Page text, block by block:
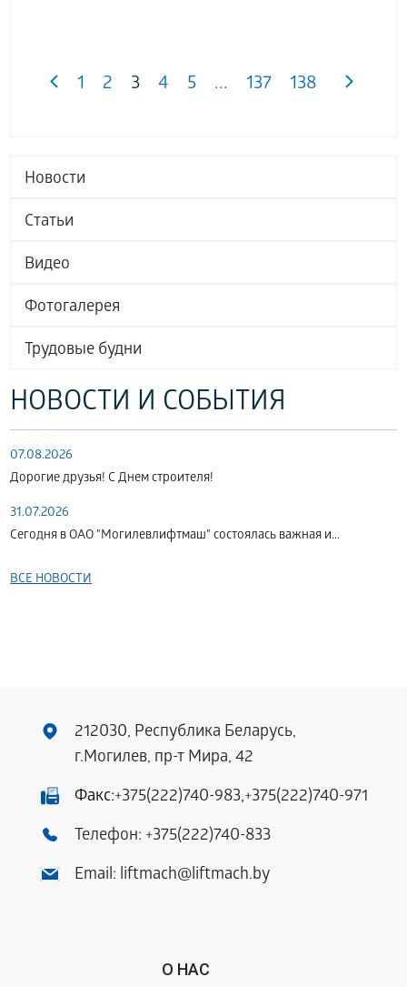
Новости
Статьи
Видео
Фотогалерея
Трудовые будни
НОВОСТИ И СОБЫТИЯ
07.08.2026
Дорогие друзья! С Днем строителя!
31.07.2026
Сегодня в ОАО "Могилевлифтмаш" состоялась важная и...
ВСЕ НОВОСТИ
1 2 3 4 5 ... 137 138
212030, Республика Беларусь,
г.Могилев, пр-т Мира, 42
Факс:+375(222)740-983,+375(222)740-971
Телефон: +375(222)740-833
Email: liftmach@liftmach.by
О НАС